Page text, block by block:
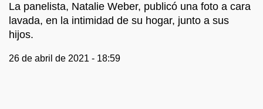
La panelista, Natalie Weber, publicó una foto a cara
lavada, en la intimidad de su hogar, junto a sus
hijos.
26 de abril de 2021 - 18:59